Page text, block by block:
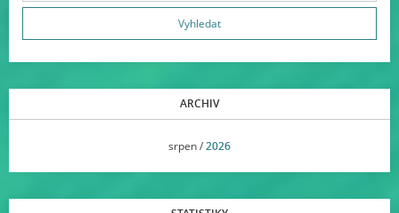
ARCHIV
srpen /2026